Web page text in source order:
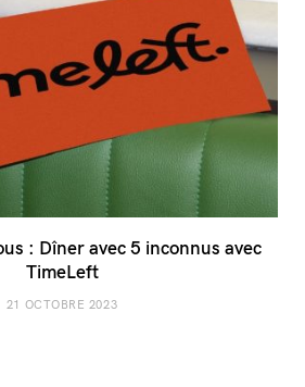
: Dîner avec 5 inconnus avec
TimeLeft
21 OCTOBRE 2023